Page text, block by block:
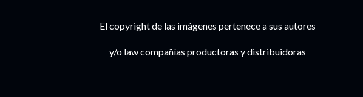
El copyright de las imágenes pertenece a sus autores
y/o law compañías productoras y distribuidoras